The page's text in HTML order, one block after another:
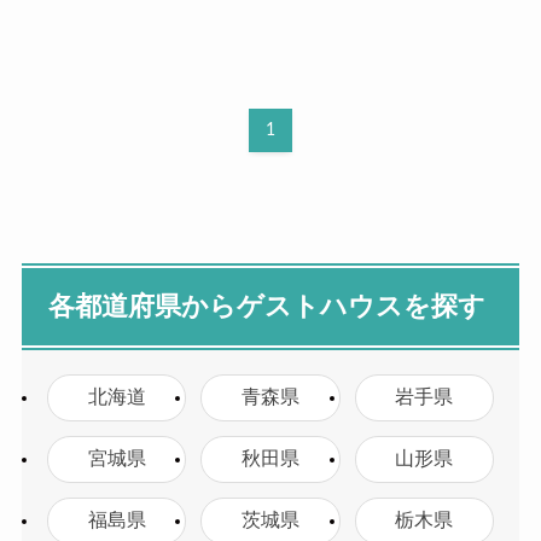
1
各都道府県からゲストハウスを探す
北海道 青森県 岩手県
宮城県 秋田県 山形県
福島県 茨城県 栃木県